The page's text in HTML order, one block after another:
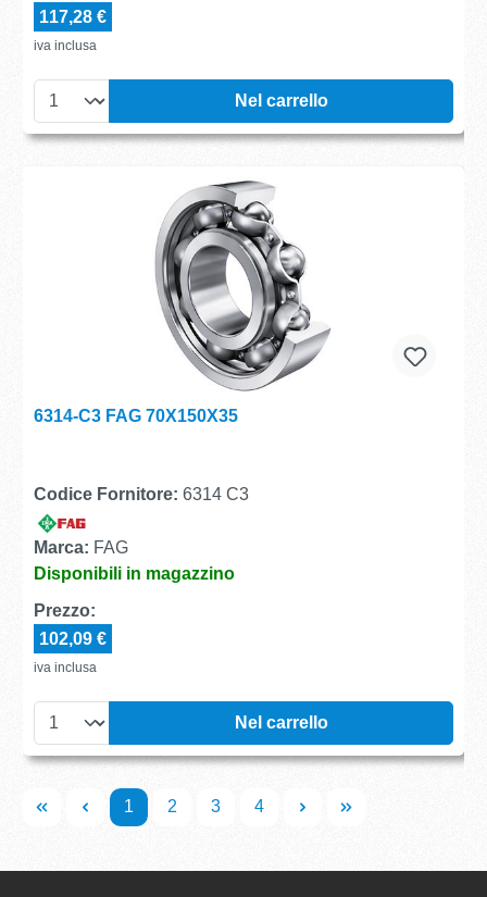
117,28 €
iva inclusa
Nel carrello
6314-C3 FAG 70X150X35
Codice Fornitore: 6314 C3
Marca: FAG
Disponibili in magazzino
Prezzo:
102,09 €
iva inclusa
Nel carrello
1 2 3 4